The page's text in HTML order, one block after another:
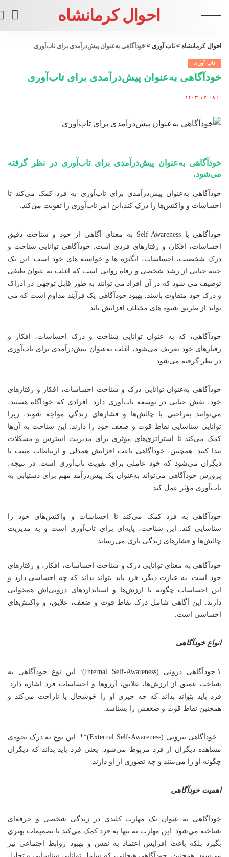
احوال کرمانشاه
احوال کرمانشاه >تاب آوری > خودآگاهی به‌عنوان پیش‌درآمدی برای تاب‌آوری
تاب آوری
خودآگاهی به‌عنوان پیش‌درآمدی برای تاب‌آوری
Posted
۱۴۰۳-۱۲-۰۸
خودآگاهی به‌عنوان پیش‌درآمدی برای تاب‌آوری در نظر گرفته
می‌شود.
خودآگاهی به‌عنوان پیش‌درآمدی برای تاب‌آوری به فرد کمک می‌کند تا
احساسات و واکنش‌ها را درک کند،این امر تاب‌آوری را تقویت می‌کند.
خودآگاهی یا Self-Awareness به معنای آگاهی از خود و شناخت دقیق
احساسات، افکار، و رفتارهای فردی است. خودآگاهی توانایی شناخت و
درک شخصیت، احساسات، انگیزه ها و خواسته های خود است. این یک
جنبه حیاتی از رشد شخصی و رفاه روانی است که اغلب به عنوان طیفی
توصیف می شود که در آن افراد می توانند به طور قابل توجهی در ادراک
و درک خود متفاوت باشند. بهبود خودآگاهی یک فرآیند مداوم است که می
تواند از طریق شیوه های مختلف افزایش یابد.
خودآگاهی، که به عنوان توانایی شناخت و درک احساسات، افکار و
رفتارهای خود تعریف می‌شود، اغلب به‌عنوان پیش‌درآمدی برای تاب‌آوری
در نظر گرفته می‌شود
خودآگاهی به‌عنوان توانایی درک و شناخت احساسات، افکار و رفتارهای
خود، نقش حیاتی در توسعه تاب‌آوری دارد. افرادی که خودآگاه هستند،
می‌توانند به‌راحتی با چالش‌ها و فشارهای زندگی مواجه شوند، زیرا
توانایی شناسایی نقاط قوت و ضعف خود را دارند. این شناخت به آن‌ها
کمک می‌کند تا استراتژی‌های مؤثری برای مدیریت استرس و مشکلات
پیدا کنند. همچنین، خودآگاهی باعث افزایش همدلی و ارتباطات مثبت با
دیگران می‌شود که خود عاملی برای تقویت تاب‌آوری است. در نتیجه،
پرورش خودآگاهی می‌تواند به‌عنوان یک پیش‌درآمد مهم برای دستیابی به
تاب‌آوری مؤثر عمل کند.
خودآگاهی به فرد کمک می‌کند تا احساسات و واکنش‌های خود را
شناسایی کند. این شناخت، پایه‌ای برای تاب‌آوری است و به مدیریت
چالش‌ها و فشارهای زندگی یاری می‌رساند.
خودآگاهی به معنای توانایی درک و شناخت احساسات، افکار، و رفتارهای
خود است. به عبارت دیگر، فرد باید بتواند بداند که چه احساسی دارد و
این احساسات چگونه با ارزش‌ها و استانداردهای درونی‌اش همخوانی
دارند. این آگاهی شامل درک نقاط قوت و ضعف، علایق، و واکنش‌های
احساسی است.
انواع خودآگاهی
۱.خودآگاهی درونی (Internal Self-Awareness): این نوع خودآگاهی به
شناخت عمیق از ارزش‌ها، علایق، آرزوها و احساسات فرد اشاره دارد.
فرد باید بتواند بداند که چه چیزی او را خوشحال یا ناراحت می‌کند و
همچنین نقاط قوت و ضعفش را بشناسد.
. خودآگاهی بیرونی (External Self-Awareness)**: این نوع به درک نحوه‌ی
مشاهده دیگران از فرد مربوط می‌شود. یعنی فرد باید بداند که دیگران
چگونه او را می‌بینند و چه تصوری از او دارند.
اهمیت خودآگاهی
خودآگاهی به عنوان یک مهارت کلیدی در زندگی شخصی و حرفه‌ای
شناخته می‌شود. این مهارت نه تنها به فرد کمک می‌کند تا تصمیمات بهتری
بگیرد بلکه باعث افزایش اعتماد به نفس و بهبود روابط اجتماعی نیز